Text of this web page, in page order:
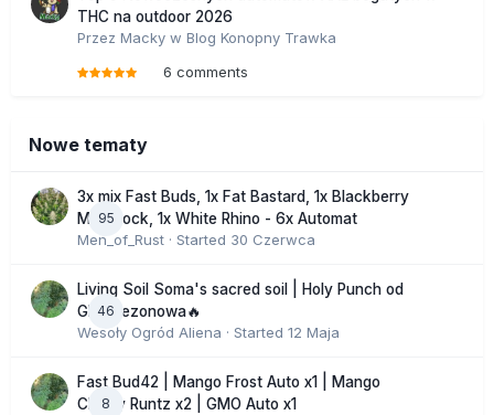
THC na outdoor 2026
Przez Macky w Blog Konopny Trawka
6 comments
Nowe tematy
95
3x mix Fast Buds, 1x Fat Bastard, 1x Blackberry
Moonrock, 1x White Rhino - 6x Automat
Men_of_Rust · Started 30 Czerwca
46
Living Soil Soma's sacred soil | Holy Punch od
GHS sezonowa🔥
Wesoły Ogród Aliena · Started 12 Maja
8
Fast Bud42 | Mango Frost Auto x1 | Mango
Cherry Runtz x2 | GMO Auto x1